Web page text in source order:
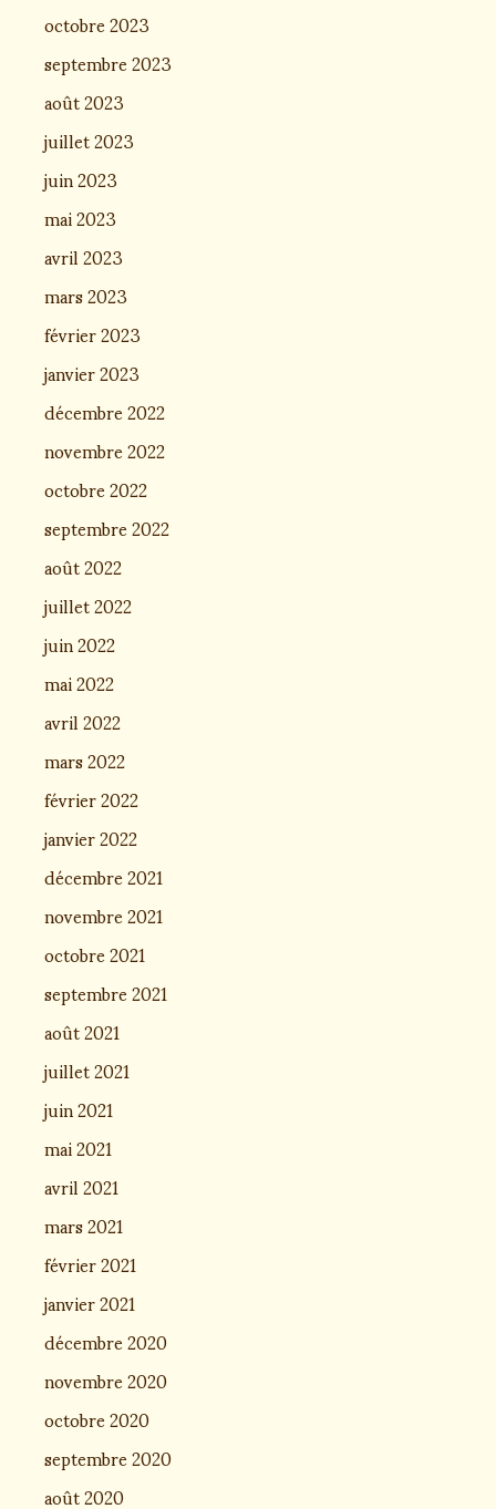
octobre 2023
septembre 2023
août 2023
juillet 2023
juin 2023
mai 2023
avril 2023
mars 2023
février 2023
janvier 2023
décembre 2022
novembre 2022
octobre 2022
septembre 2022
août 2022
juillet 2022
juin 2022
mai 2022
avril 2022
mars 2022
février 2022
janvier 2022
décembre 2021
novembre 2021
octobre 2021
septembre 2021
août 2021
juillet 2021
juin 2021
mai 2021
avril 2021
mars 2021
février 2021
janvier 2021
décembre 2020
novembre 2020
octobre 2020
septembre 2020
août 2020